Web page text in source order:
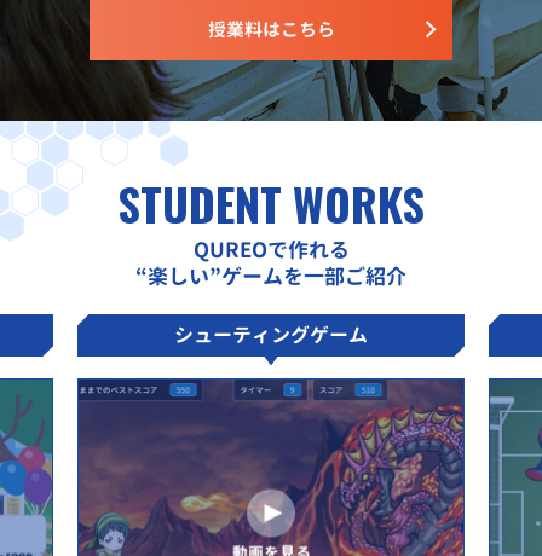
授業料はこちら
STUDENT WORKS
QUREOで作れる
“楽しい”ゲームを一部ご紹介
シューティングゲーム